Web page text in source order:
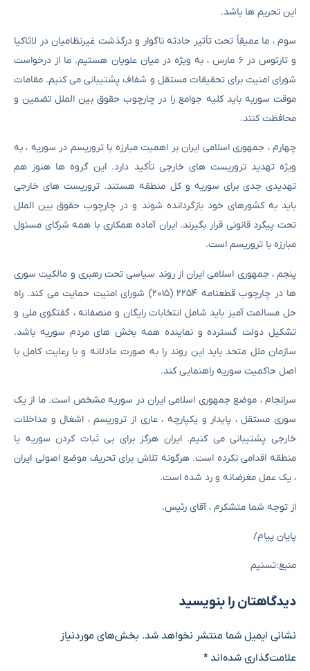
این تحریم ها باشد.
سوم ، ما عمیقاً تحت تأثیر حادثه ناگوار و درگذشت غیرنظامیان در لاثاکیا
و تارتوس در ۶ مارس ، به ویژه در میان علویان هستیم. ما از درخواست
شورای امنیت برای تحقیقات مستقل و شفاف پشتیبانی می کنیم. مقامات
موقت سوریه باید کلیه جوامع را در چارچوب حقوق بین الملل تضمین و
محافظت کنند.
چهارم ، جمهوری اسلامی ایران بر اهمیت مبارزه با تروریسم در سوریه ، به
ویژه تهدید تروریست های خارجی تأکید دارد. این گروه ها هنوز هم
تهدیدی جدی برای سوریه و کل منطقه هستند. تروریست های خارجی
باید به کشورهای خود بازگردانده شوند و در چارچوب حقوق بین الملل
تحت پیگرد قانونی قرار بگیرند. ایران آماده همکاری با همه شرکای مسئول
مبارزه با تروریسم است.
پنجم ، جمهوری اسلامی ایران از روند سیاسی تحت رهبری و مالکیت سوری
ها در چارچوب قطعنامه ۲۲۵۴ (۲۰۱۵) شورای امنیت حمایت می کند. راه
حل مسالمت آمیز باید شامل انتخابات رایگان و منصفانه ، گفتگوی ملی و
تشکیل دولت گسترده و نماینده همه بخش های مردم سوریه باشد.
سازمان ملل متحد باید این روند را به صورت عادلانه و با رعایت کامل با
اصل حاکمیت سوریه راهنمایی کند.
سرانجام ، موضع جمهوری اسلامی ایران در سوریه مشخص است. ما از یک
سوری مستقل ، پایدار و یکپارچه ، عاری از تروریسم ، اشغال و مداخلات
خارجی پشتیبانی می کنیم. ایران هرگز برای بی ثبات کردن سوریه یا
منطقه اقدامی نکرده است. هرگونه تلاش برای تحریف موضع اصولی ایران
، یک عمل مغرضانه و رد شده است.
از توجه شما متشکرم ، آقای رئیس.
پایان پیام/
منبع:تسنیم
دیدگاهتان را بنویسید
نشانی ایمیل شما منتشر نخواهد شد. بخش‌های موردنیاز
علامت‌گذاری شده‌اند*